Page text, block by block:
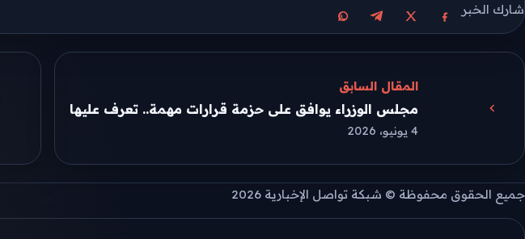
شارك الخبر
مشاركة على فيسبوك
مشاركة على Xمشاركة على تيليجرام
مشاركة على واتساب
المقال السابق
مجلس الوزراء يوافق على حزمة قرارات مهمة.. تعرف عليها
4 يونيو، 2026
جميع الحقوق محفوظة © شبكة تواصل الإخبارية 2026